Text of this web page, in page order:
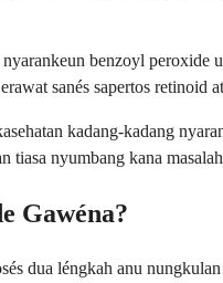
benzoyl
sanés sapertos retinoid
kadang-kadang
tiasa nyumbang kana
Gawéna?
dua léngkah anu